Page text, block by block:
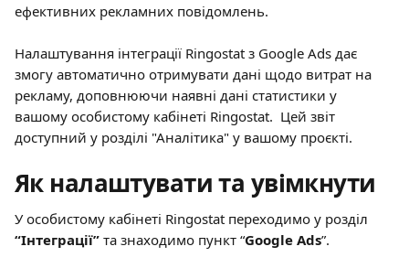
ефективних рекламних повідомлень.
Налаштування інтеграції Ringostat з Google Ads дає
змогу автоматично отримувати дані щодо витрат на
рекламу, доповнюючи наявні дані статистики у
вашому особистому кабінеті Ringostat.  Цей звіт
доступний у розділі "Аналітика" у вашому проєкті.
Як налаштувати та увімкнути
У особистому кабінеті Ringostat переходимо у розділ
“Інтеграції” та знаходимо пункт “Google Ads”.